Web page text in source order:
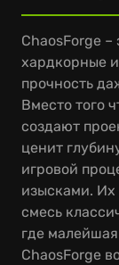
ChaosForge –
хардкорные
прочность
Вместо того
создают
ценит
игровой
изысками. Их
смесь
где
ChaosForge